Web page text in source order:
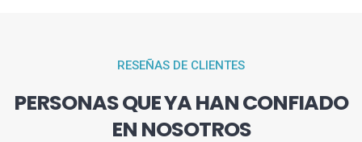
RESEÑAS DE CLIENTES
PERSONAS QUE YA HAN CONFIADO
EN NOSOTROS